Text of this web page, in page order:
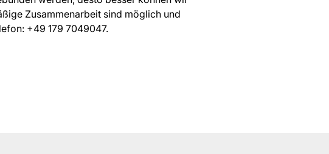
Zusammenarbeit sind möglich und
+49 179 7049047.